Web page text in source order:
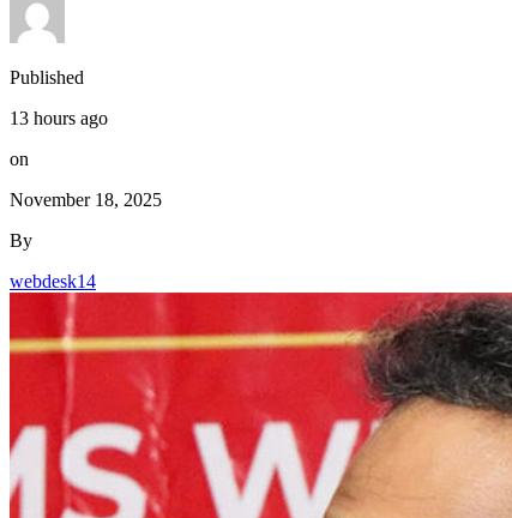
Published
13 hours ago
on
November 18, 2025
By
webdesk14